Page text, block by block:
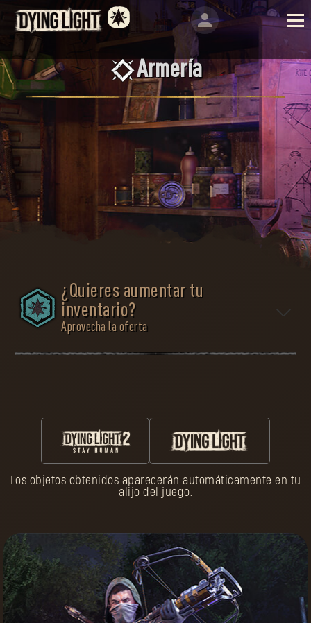
Armería
¿Quieres aumentar tu
inventario?
Aprovecha la oferta
peligros del páramo. No seas como ellos. En la armería,
encontrarás todo el equipamiento necesario para tu
travesía. Elige sabiamente, nada es gratis en este
mundo.
Sigue los pasos a continuación:
Avanza en los
reputación
Gana fichas de
Gasta fichas
de peregrino
Compra equipo
exclusivo
personaje
Disfruta lo que es
Los objetos obtenidos aparecerán automáticamente en tu
alijo del juego.